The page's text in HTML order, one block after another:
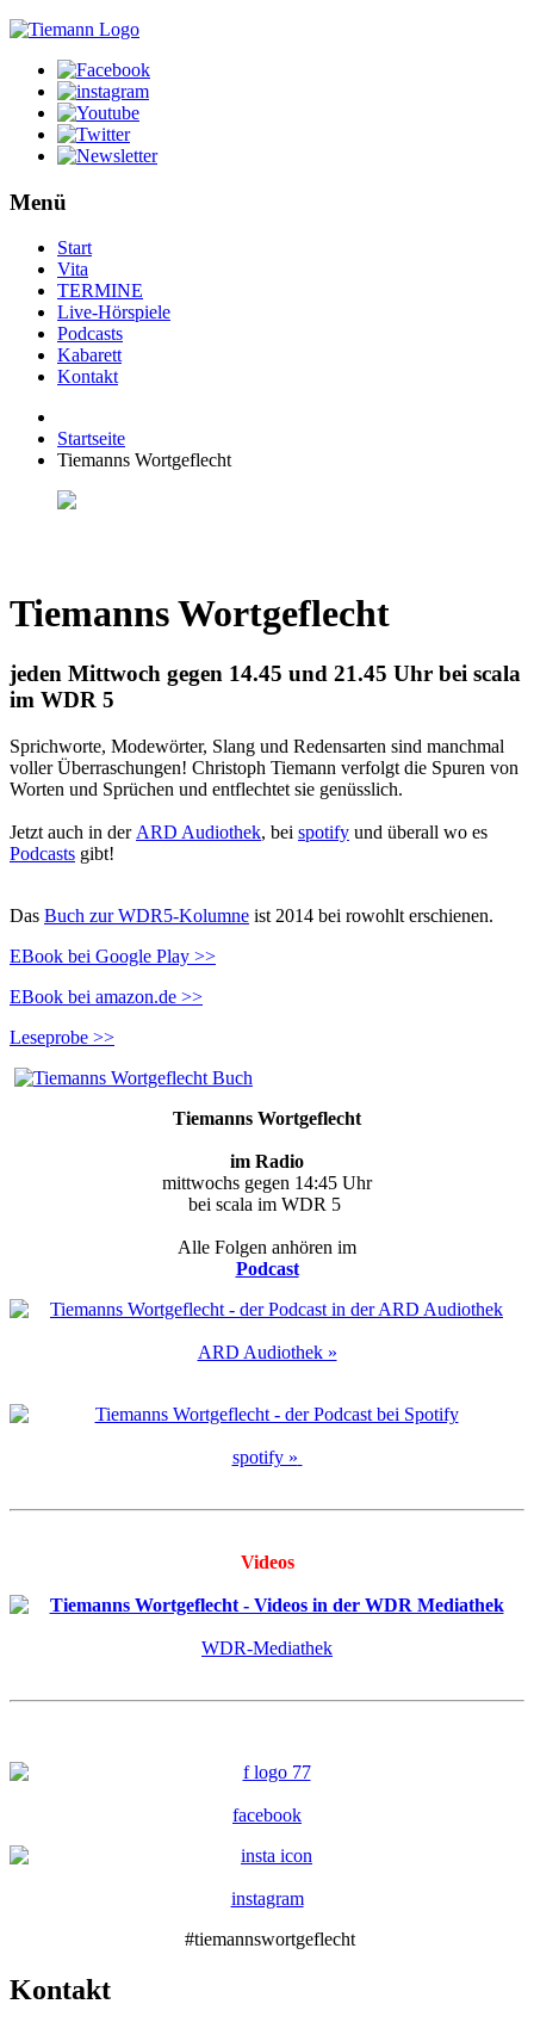
Menü
Start
Vita
TERMINE
Live-Hörspiele
Podcasts
Kabarett
Kontakt
Startseite
Tiemanns Wortgeflecht
Tiemanns Wortgeflecht
jeden Mittwoch gegen 14.45 und 21.45 Uhr bei scala
im WDR 5
Sprichworte, Modewörter, Slang und Redensarten sind manchmal
voller Überraschungen! Christoph Tiemann verfolgt die Spuren von
Worten und Sprüchen und entflechtet sie genüsslich.
Jetzt auch in der ARD Audiothek, bei spotify und überall wo es
Podcasts gibt!
Das Buch zur WDR5-Kolumne ist 2014 bei rowohlt erschienen.
EBook bei Google Play >>
EBook bei amazon.de >>
Leseprobe >>
Tiemanns Wortgeflecht
im Radio
mittwochs gegen 14:45 Uhr
bei scala im WDR 5
Alle Folgen anhören im
Podcast
ARD Audiothek »
spotify »
Videos
WDR-Mediathek
facebook
instagram
#tiemannswortgeflecht
Kontakt